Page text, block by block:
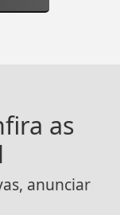
as
anunciar